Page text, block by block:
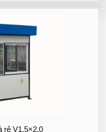
rẻ V1.5×2.0